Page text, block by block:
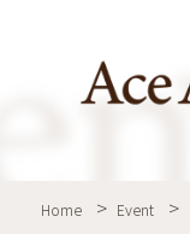
Home Event